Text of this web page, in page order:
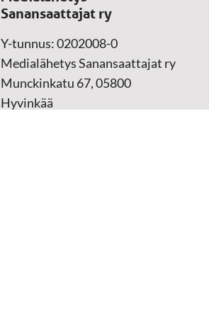
Sanansaattajat ry
Y-tunnus: 0202008-0
Medialähetys Sanansaattajat ry
Munckinkatu 67, 05800
Hyvinkää